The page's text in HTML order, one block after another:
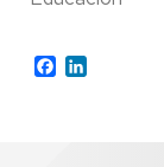
Facebook